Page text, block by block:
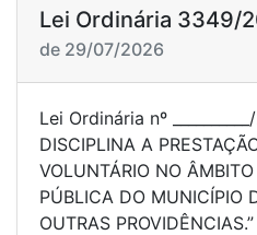
Lei Ordinária 3349/
de 29/07/2026
Lei Ordinária nº
DISCIPLINA A
VOLUNTÁRIO NO
PÚBLICA DO MUNICÍPIO
OUTRAS